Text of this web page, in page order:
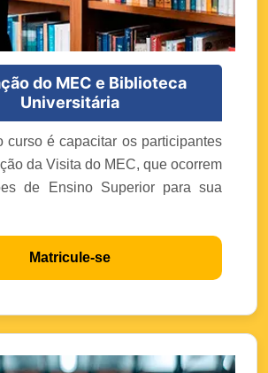
do MEC e Biblioteca
Universitária
curso é capacitar os participantes
da Visita do MEC, que ocorrem
de Ensino Superior para sua
Matricule-se